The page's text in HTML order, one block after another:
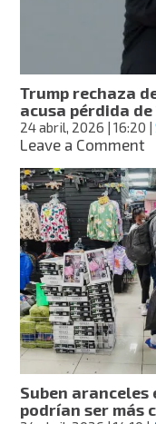
Trump rechaza
acusa pérdida de
24 abril, 2026 | 16:20 |
Leave a Commenton
y
de
Suben
podrían ser más